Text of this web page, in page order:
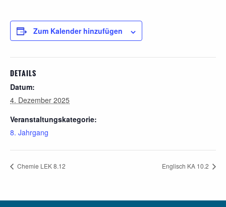
Zum Kalender hinzufügen
DETAILS
Datum:
4. Dezember 2025
Veranstaltungskategorie:
8. Jahrgang
Chemie LEK 8.12 Englisch KA 10.2